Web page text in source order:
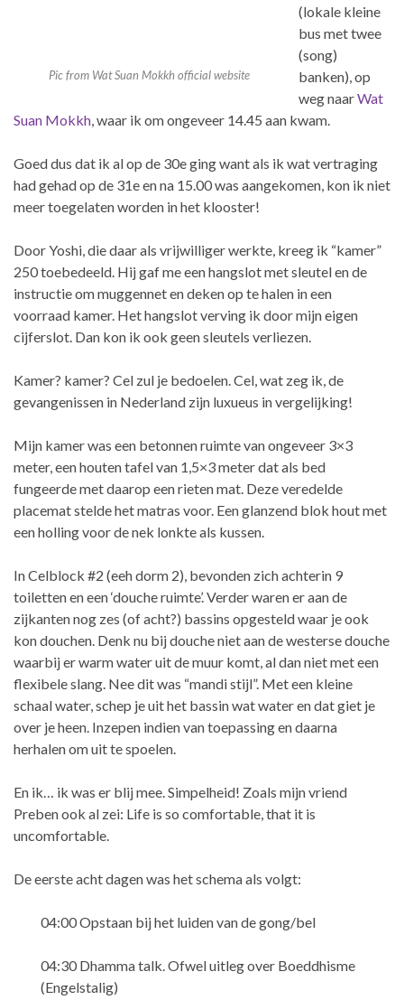
Pic from Wat Suan Mokkh official website
(lokale kleine
bus met twee
(song)
banken), op
weg naarWat
Suan Mokkh, waar ik om ongeveer 14.45 aan kwam.
Goed dus dat ik al op de 30e ging want als ik wat vertraging
had gehad op de 31e en na 15.00 was aangekomen, kon ik niet
meer toegelaten worden in het klooster!
Door Yoshi, die daar als vrijwilliger werkte, kreeg ik “kamer”
250 toebedeeld. Hij gaf me een hangslot met sleutel en de
instructie om muggennet en deken op te halen in een
voorraad kamer. Het hangslot verving ik door mijn eigen
cijferslot. Dan kon ik ook geen sleutels verliezen.
Kamer? kamer? Cel zul je bedoelen. Cel, wat zeg ik, de
gevangenissen in Nederland zijn luxueus in vergelijking!
Mijn kamer was een betonnen ruimte van ongeveer 3×3
meter, een houten tafel van 1,5×3 meter dat als bed
fungeerde met daarop een rieten mat. Deze veredelde
placemat stelde het matras voor. Een glanzend blok hout met
een holling voor de nek lonkte als kussen.
In Celblock #2 (eeh dorm 2), bevonden zich achterin 9
toiletten en een ‘douche ruimte’. Verder waren er aan de
zijkanten nog zes (of acht?) bassins opgesteld waar je ook
kon douchen. Denk nu bij douche niet aan de westerse douche
waarbij er warm water uit de muur komt, al dan niet met een
flexibele slang. Nee dit was “mandi stijl”. Met een kleine
schaal water, schep je uit het bassin wat water en dat giet je
over je heen. Inzepen indien van toepassing en daarna
herhalen om uit te spoelen.
En ik… ik was er blij mee. Simpelheid! Zoals mijn vriend
Preben ook al zei: Life is so comfortable, that it is
uncomfortable.
De eerste acht dagen was het schema als volgt:
04:00 Opstaan bij het luiden van de gong/bel
04:30 Dhamma talk. Ofwel uitleg over Boeddhisme
(Engelstalig)